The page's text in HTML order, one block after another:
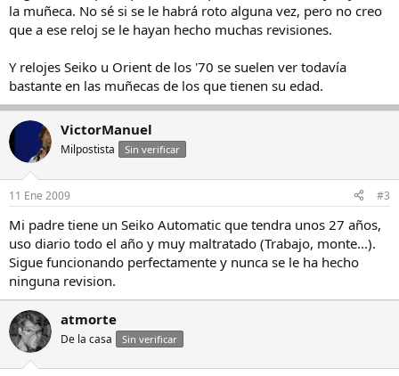
la muñeca. No sé si se le habrá roto alguna vez, pero no creo
que a ese reloj se le hayan hecho muchas revisiones.
Y relojes Seiko u Orient de los '70 se suelen ver todavía
bastante en las muñecas de los que tienen su edad.
VictorManuel
Milpostista Sin verificar
11 Ene 2009 #3
Mi padre tiene un Seiko Automatic que tendra unos 27 años,
uso diario todo el año y muy maltratado (Trabajo, monte...).
Sigue funcionando perfectamente y nunca se le ha hecho
ninguna revision.
atmorte
De la casa Sin verificar